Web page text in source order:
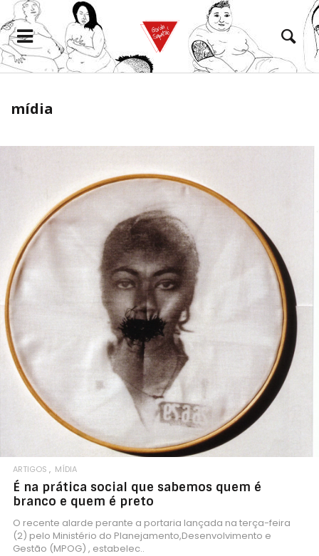
mídia
ARTIGOS MÍDIA
É na prática social que sabemos quem é
branco e quem é preto
O recente alarde perante a portaria lançada na terça-feira
(2) pelo Ministério do Planejamento,Desenvolvimento e
Gestão (MPOG) , estabelec..